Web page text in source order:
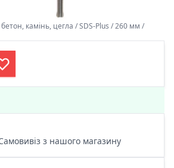
камінь, цегла / SDS-Plus / 260 мм /
з нашого магазину